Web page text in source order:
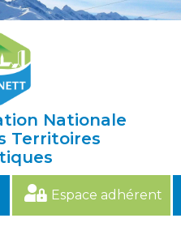
Nationale
Territoires
Espace adhérent